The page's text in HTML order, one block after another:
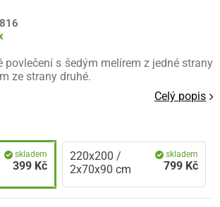
povlečení s šedým melírem z jedné strany
ze strany druhé.
Celý popis
skladem
399 Kč
220x200 /
2x70x90 cm
skladem
799 Kč